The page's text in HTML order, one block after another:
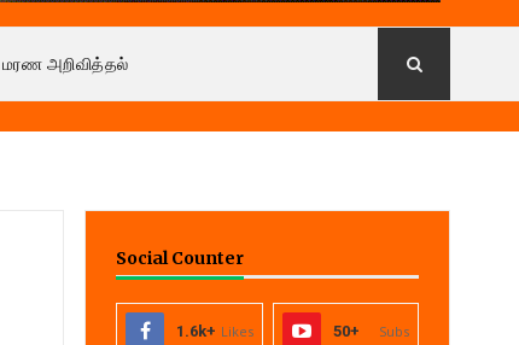
மரண அறிவித்தல்
Social Counter
1.6k+ Likes 50+ Subs